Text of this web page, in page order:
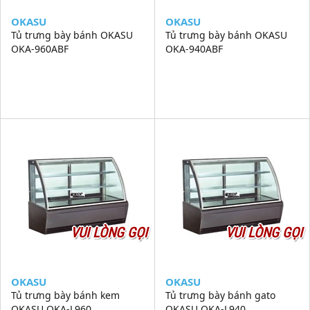
OKASU
Tủ trưng bày bánh OKASU
OKA-960ABF
OKASU
Tủ trưng bày bánh OKASU
OKA-940ABF
VUI LÒNG GỌI
OKASU
Tủ trưng bày bánh kem
VUI LÒNG GỌI
OKASU
Tủ trưng bày bánh gato